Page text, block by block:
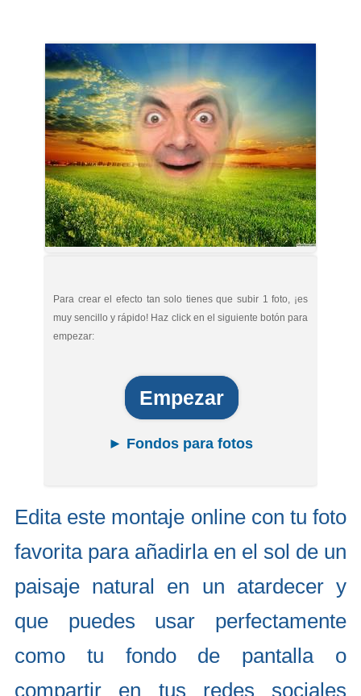
Para crear el efecto tan solo tienes que subir 1 foto, ¡es
muy sencillo y rápido! Haz click en el siguiente botón para
empezar:
Empezar
► Fondos para fotos
Edita este montaje online con tu foto
favorita para añadirla en el sol de un
paisaje natural en un atardecer y
que puedes usar perfectamente
como tu fondo de pantalla o
compartir en tus redes sociales